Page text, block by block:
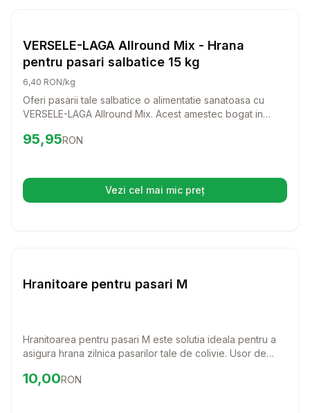
VERSELE-LAGA Allround Mix - Hrana
pentru pasari salbatice 15 kg
6,40 RON/kg
Oferi pasarii tale salbatice o alimentatie sanatoasa cu
VERSELE-LAGA Allround Mix. Acest amestec bogat in
de specii de pasari. Cu o formula echilibrata, vei observa
Preț:95.95
95,95RON
Vezi cel mai mic preț(se deschide într-o filă nouă)
Hranitoare pentru pasari M
Hranitoarea pentru pasari M este solutia ideala pentru a
asigura hrana zilnica pasarilor tale de colivie. Usor de
va incanta atat pasarile cat si proprietarii lor.
Preț:10.00
10,00RON